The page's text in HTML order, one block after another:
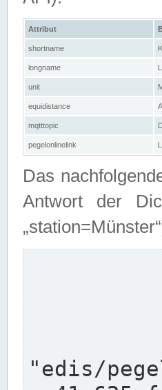
Attribut
shortname
longname
unit
equidistance
mqtttopic
pegelonlinelink
Das
Antwort der
"edis/